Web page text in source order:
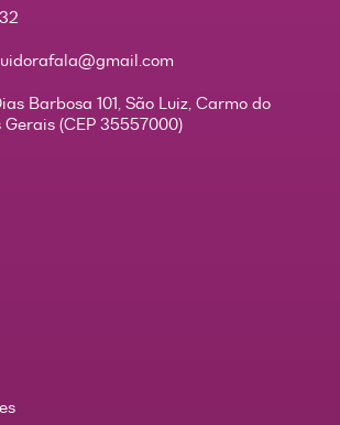
Barbosa 101, São Luiz, Carmo do
(CEP 35557000)